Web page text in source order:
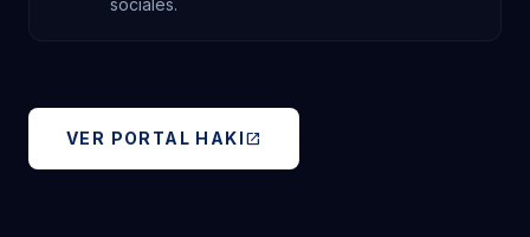
VER PORTAL HAKIopen_in_new